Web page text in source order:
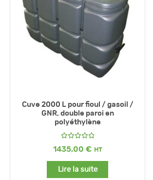
Cuve 2000 L pour fioul / gasoil /
GNR, double paroi en
polyéthylène
sur 5
1435,00 €
Lire la suite